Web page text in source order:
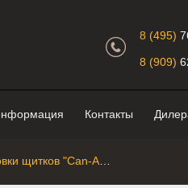
Контакты
8 (495)
8 (909)